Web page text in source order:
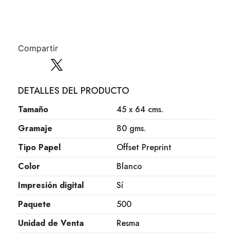
Compartir
DETALLES DEL PRODUCTO
Tamaño
45 x 64 cms.
Gramaje
80 gms.
Tipo Papel
Offset Preprint
Color
Blanco
Impresión digital
Sí
Paquete
500
Unidad de Venta
Resma